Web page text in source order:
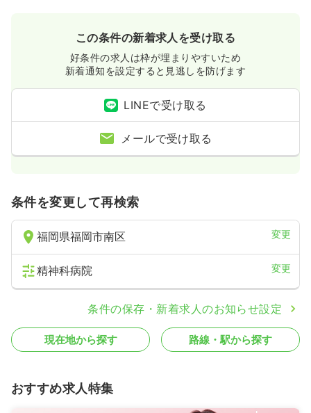
気になる 詳細を見る
この条件の新着求人を受け取る
好条件の求人は枠が埋まりやすいため
新着通知を設定すると見逃しを防げます
LINEで受け取る
メールで受け取る
条件を変更して再検索
福岡県福岡市南区 変更
精神科病院 変更
条件の保存・新着求人のお知らせ設定
現在地から探す 路線・駅から探す
おすすめ求人特集